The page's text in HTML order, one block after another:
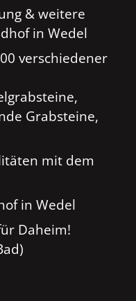
& weitere
in Wedel
verschiedener
Grabsteine,
mit dem
in Wedel
Daheim!